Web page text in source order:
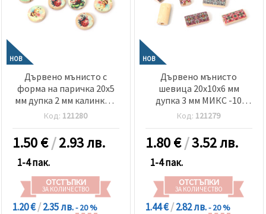
НОВ
Дървено мънисто с
форма на паричка 20x5
мм дупка 2 мм калинки и
пчелички МИКС -10 броя
Код: 121280
1.50€/2.93 лв.
1-4 пак.
ОТСТЪПКИ
ЗА КОЛИЧЕСТВО
1.20 €/2.35 лв.- 20 %
НОВ
Дървено мънисто
шевица 20x10x6 мм
дупка 3 мм МИКС -10
броя
Код: 121279
1.80€/3.52 лв.
1-4 пак.
ОТСТЪПКИ
ЗА КОЛИЧЕСТВО
1.44 €/2.82 лв.- 20 %